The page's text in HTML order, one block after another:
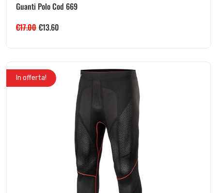
Guanti Polo Cod 669
€17.00 €13.60
In offerta!